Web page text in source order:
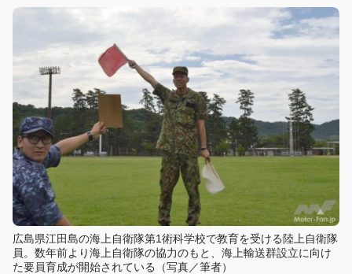
広島県江田島の海上自衛隊第1術科学校で教育を受ける陸上自衛隊
員。数年前より海上自衛隊の協力のもと、海上輸送群設立に向け
た要員育成が開始されている（写真／筆者）